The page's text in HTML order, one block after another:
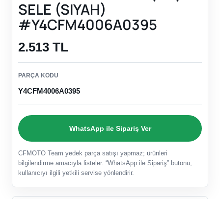
SELE (SIYAH)
#Y4CFM4006A0395
2.513 TL
PARÇA KODU
Y4CFM4006A0395
WhatsApp ile Sipariş Ver
CFMOTO Team yedek parça satışı yapmaz; ürünleri
bilgilendirme amacıyla listeler. “WhatsApp ile Sipariş” butonu,
kullanıcıyı ilgili yetkili servise yönlendirir.